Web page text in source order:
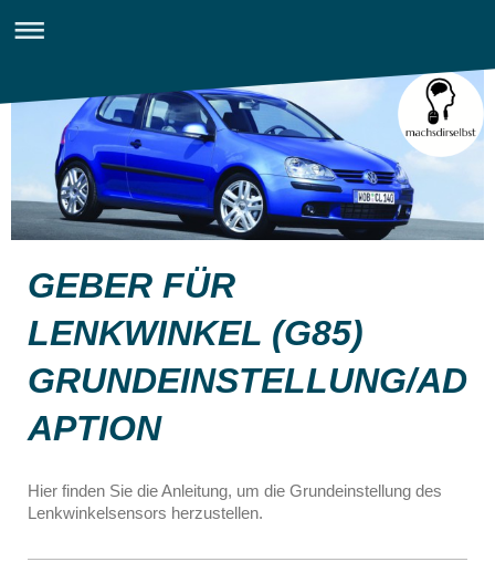
GEBER FÜR
LENKWINKEL (G85)
GRUNDEINSTELLUNG/AD
APTION
Hier finden Sie die Anleitung, um die Grundeinstellung des
Lenkwinkelsensors herzustellen.